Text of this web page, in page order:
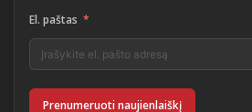
El. paštas
Prenumeruoti naujienlaiškį